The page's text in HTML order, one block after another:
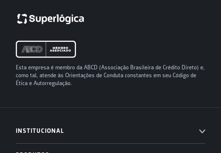
Esta empresa é membro da ABCD (Associação Brasileira de Crédito Direto) e,
como tal, atende às Orientações de Conduta constantes em seu Código de
Ética e Autorregulação.
INSTITUCIONAL